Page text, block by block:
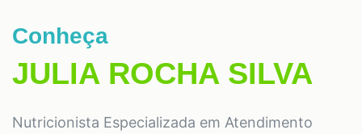
Conheça
JULIA ROCHA SILVA
Nutricionista Especializada em Atendimento